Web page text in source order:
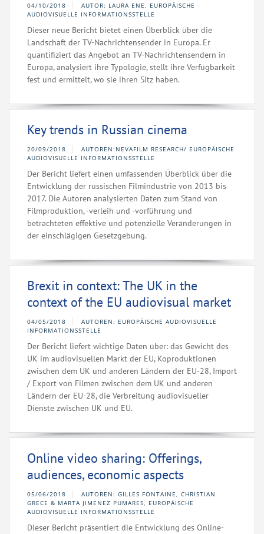
04/10/2018
AUTOR: LAURA ENE, EUROPÄISCHE
AUDIOVISUELLE INFORMATIONSSTELLE
Dieser neue Bericht bietet einen Überblick über die
Landschaft der TV-Nachrichtensender in Europa. Er
quantifiziert das Angebot an TV-Nachrichtensendern in
Europa, analysiert ihre Typologie, stellt ihre Verfügbarkeit
fest und ermittelt, wo sie ihren Sitz haben.
Key trends in Russian cinema
20/09/2018
AUTOREN:NEVAFILM RESEARCH/ EUROPÄISCHE
AUDIOVISUELLE INFORMATIONSSTELLE
Der Bericht liefert einen umfassenden Überblick über die
Entwicklung der russischen Filmindustrie von 2013 bis
2017. Die Autoren analysierten Daten zum Stand von
Filmproduktion, -verleih und -vorführung und
betrachteten effektive und potenzielle Veränderungen in
der einschlägigen Gesetzgebung.
Brexit in context: The UK in the
context of the EU audiovisual market
04/05/2018
AUTOREN: EUROPÄISCHE AUDIOVISUELLE
INFORMATIONSSTELLE
Der Bericht liefert wichtige Daten über: das Gewicht des
UK im audiovisuellen Markt der EU, Koproduktionen
zwischen dem UK und anderen Ländern der EU-28, Import
/ Export von Filmen zwischen dem UK und anderen
Ländern der EU-28, die Verbreitung audiovisueller
Dienste zwischen UK und EU.
Online video sharing: Offerings,
audiences, economic aspects
05/06/2018
AUTOREN: GILLES FONTAINE, CHRISTIAN
GRECE & MARTA JIMENEZ PUMARES, EUROPÄISCHE
AUDIOVISUELLE INFORMATIONSSTELLE
Dieser Bericht präsentiert die Entwicklung des Online-